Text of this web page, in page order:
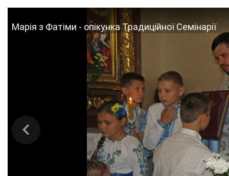
Марія з Фатіми - опікунка Традиційної Семінарії